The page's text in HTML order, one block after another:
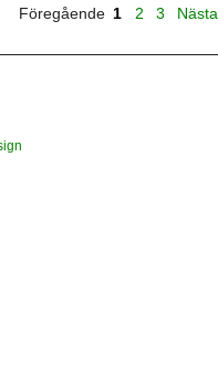
Föregående 1 2 3